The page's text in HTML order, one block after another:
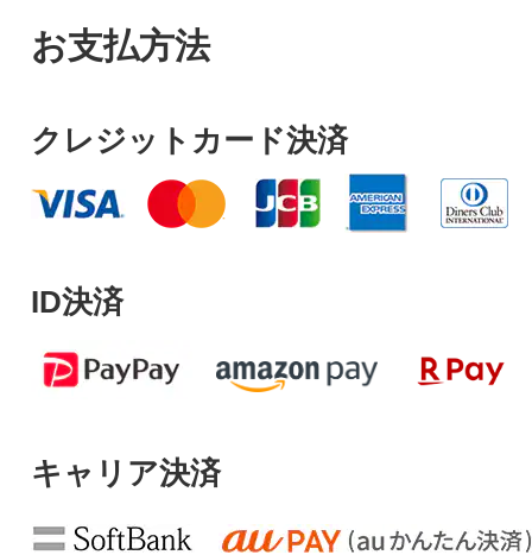
お支払方法
クレジットカード決済
ID決済
キャリア決済